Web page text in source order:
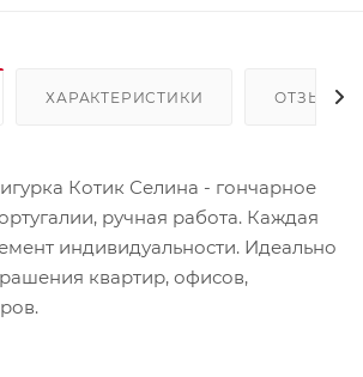
ХАРАКТЕРИСТИКИ ОТЗЫВЫ
Котик Селина - гончарное
ручная работа. Каждая
индивидуальности. Идеально
квартир, офисов,